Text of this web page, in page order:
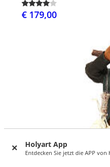
Holyart App
Entdecken Sie jetzt die APP von
€ 179,00